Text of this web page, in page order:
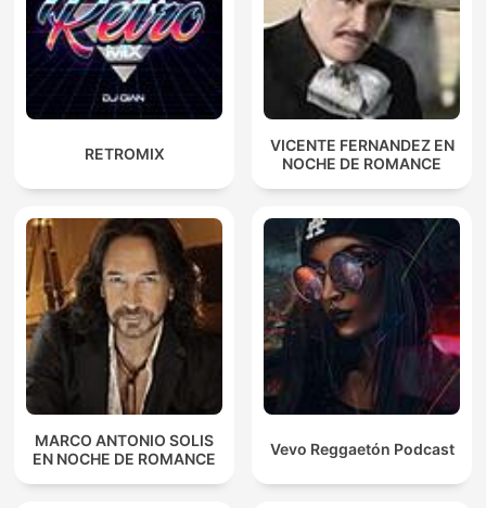
RETROMIX
VICENTE FERNANDEZ EN
NOCHE DE ROMANCE
MARCO ANTONIO SOLIS
EN NOCHE DE ROMANCE
Vevo Reggaetón Podcast